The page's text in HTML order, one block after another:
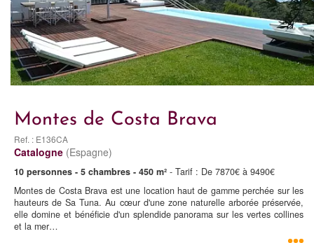
Montes de Costa Brava
Ref. : E136CA
Catalogne (Espagne)
10 personnes - 5 chambres - 450 m² - Tarif : De 7870€ à 9490€
Montes de Costa Brava est une location haut de gamme perchée sur les
hauteurs de Sa Tuna. Au cœur d'une zone naturelle arborée préservée,
elle domine et bénéficie d'un splendide panorama sur les vertes collines
et la mer…